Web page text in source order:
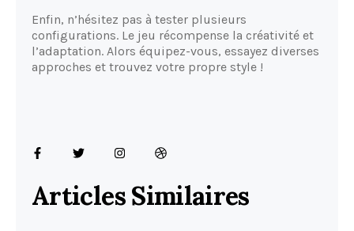
Enfin, n’hésitez pas à tester plusieurs
configurations. Le jeu récompense la créativité et
l’adaptation. Alors équipez-vous, essayez diverses
approches et trouvez votre propre style !
Articles Similaires